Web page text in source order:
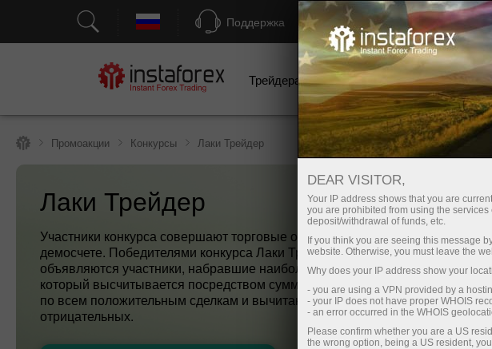
Поддержка Открыть торговый счёт
Трейдерам Начинающим
Промоакции Конкурсы Лаки Трейдер
Лаки Трейдер
Участники конкурса совершают торговые операции на
демосчете. Победителями конкурса Лаки Трейдер
объявляются участники, набравшие наибольший рейтинг,
который высчитывается посредством суммирования прибыли
по всем положительным сделкам и вычитания всех
отрицательных.
DEAR VISITOR,
Your IP address shows that you are
you are prohibited from using the
deposit/withdrawal of funds, etc.
If you think you are seeing this message
website. Otherwise, you must leave the
Why does your IP address show your
- you are using a VPN provided by a
- your IP does not have proper WHOIS
- an error occurred in the WHOIS
Please confirm whether you are a US
the wrong option, being a US resident,